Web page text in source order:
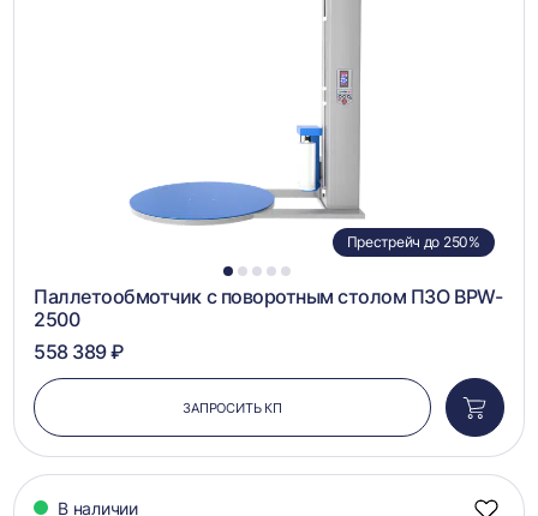
1 2 3 4 5
Престрейч до 250%
Паллетообмотчик с поворотным столом ПЗО BPW-
2500
558 389 ₽
ЗАПРОСИТЬ КП
в
В наличии